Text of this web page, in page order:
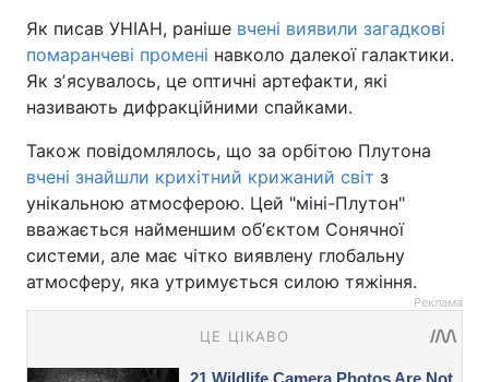
Як писав УНІАН, раніше вчені виявили загадкові
помаранчеві промені навколо далекої галактики.
Як зʼясувалось, це оптичні артефакти, які
називають дифракційними спайками.
Також повідомлялось, що за орбітою Плутона
вчені знайшли крихітний крижаний світ з
унікальною атмосферою. Цей "міні-Плутон"
вважається найменшим обʼєктом Сонячної
системи, але має чітко виявлену глобальну
атмосферу, яка утримується силою тяжіння.
Реклама